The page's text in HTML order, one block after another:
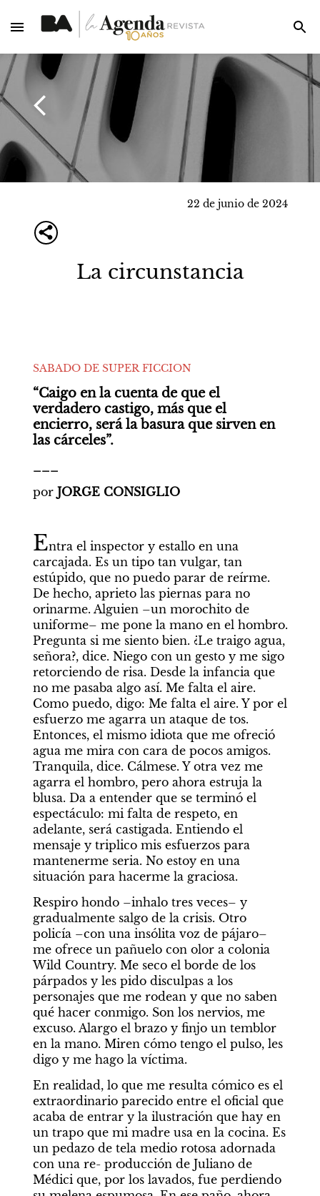
22 de junio de 2024
La circunstancia
SABADO DE SUPER FICCION
“Caigo en la cuenta de que el
verdadero castigo, más que el
encierro, será la basura que sirven en
las cárceles”.
por JORGE CONSIGLIO
Entra el inspector y estallo en una
carcajada. Es un tipo tan vulgar, tan
estúpido, que no puedo parar de reírme.
De hecho, aprieto las piernas para no
orinarme. Alguien –un morochito de
uniforme– me pone la mano en el hombro.
Pregunta si me siento bien. ¿Le traigo agua,
señora?, dice. Niego con un gesto y me sigo
retorciendo de risa. Desde la infancia que
no me pasaba algo así. Me falta el aire.
Como puedo, digo: Me falta el aire. Y por el
esfuerzo me agarra un ataque de tos.
Entonces, el mismo idiota que me ofreció
agua me mira con cara de pocos amigos.
Tranquila, dice. Cálmese. Y otra vez me
agarra el hombro, pero ahora estruja la
blusa. Da a entender que se terminó el
espectáculo: mi falta de respeto, en
adelante, será castigada. Entiendo el
mensaje y triplico mis esfuerzos para
mantenerme seria. No estoy en una
situación para hacerme la graciosa.
Respiro hondo –inhalo tres veces– y
gradualmente salgo de la crisis. Otro
policía –con una insólita voz de pájaro–
me ofrece un pañuelo con olor a colonia
Wild Country. Me seco el borde de los
párpados y les pido disculpas a los
personajes que me rodean y que no saben
qué hacer conmigo. Son los nervios, me
excuso. Alargo el brazo y finjo un temblor
en la mano. Miren cómo tengo el pulso, les
digo y me hago la víctima.
En realidad, lo que me resulta cómico es el
extraordinario parecido entre el oficial que
acaba de entrar y la ilustración que hay en
un trapo que mi madre usa en la cocina. Es
un pedazo de tela medio rotosa adornada
con una re- producción de Juliano de
Médici que, por los lavados, fue perdiendo